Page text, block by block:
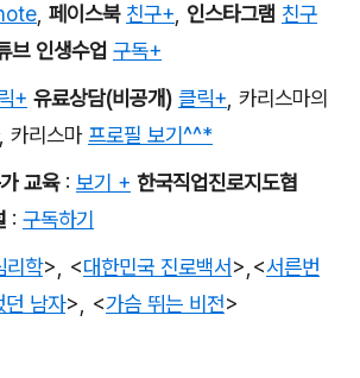
페이스북 친구+ 인스타그램 친구
브 인생수업 구독+
+ 유료상담(비공개) 클릭+ 카리스마의
, 카리스마 프로필 보기^^*
교육 : 보기 + 한국직업진로지도협
: 구독하기
리학>, <대한민국 진로백서> <서른번
던 남자>, <가슴 뛰는 비전>